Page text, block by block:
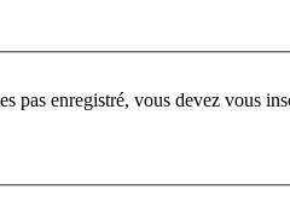
d’indiquer ci-dessous l’identifiant personnel qui vous a été fourni. Si vous n’êtes pas enregistré, vous